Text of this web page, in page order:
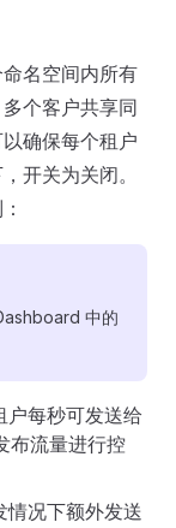
命名空间内所有
个客户共享同
确保每个租户
开关为关闭。
中的
户每秒可发送给
布流量进行控
情况下额外发送